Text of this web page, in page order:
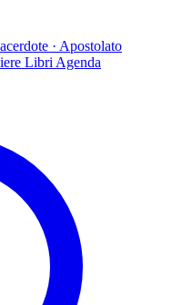
· Apostolato
Libri Agenda